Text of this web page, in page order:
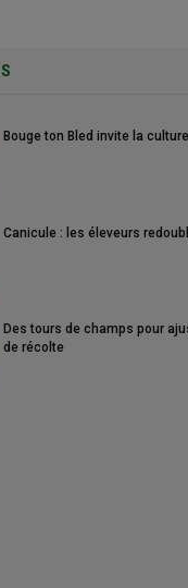
Bouge ton Bled invite la
Canicule : les éleveurs
Des tours de champs pour
de récolte